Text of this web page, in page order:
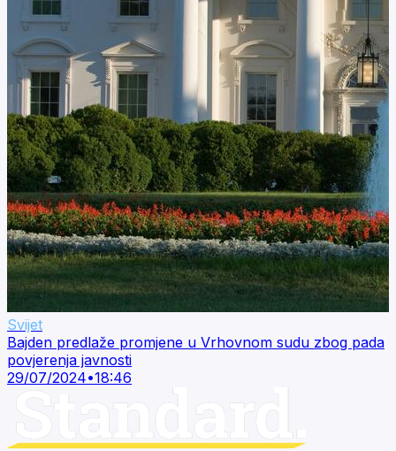
Svijet
Bajden predlaže promjene u Vrhovnom sudu zbog pada
povjerenja javnosti
29/07/2024•18:46